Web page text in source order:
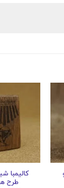
کالیمبا
طرح